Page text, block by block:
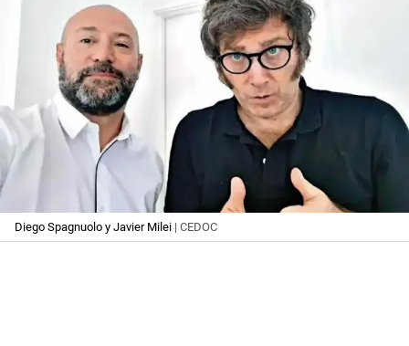
Diego Spagnuolo y Javier Milei | CEDOC